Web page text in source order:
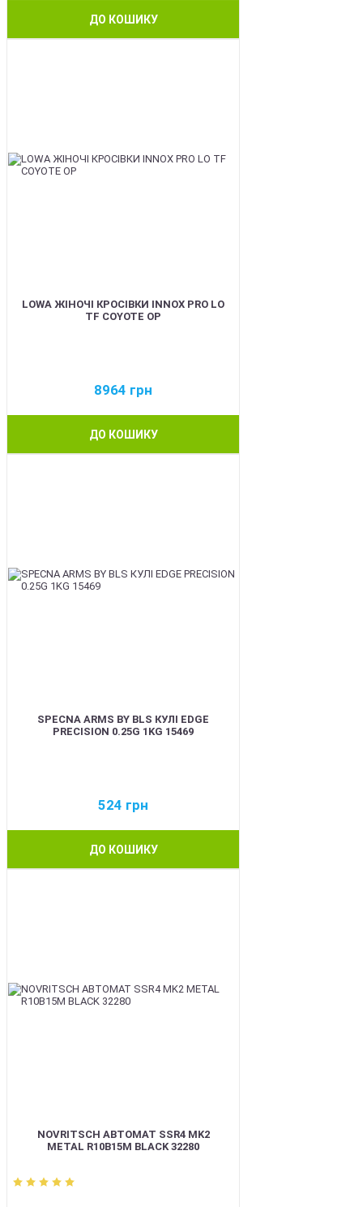
ДО КОШИКУ
LOWA ЖІНОЧІ КРОСІВКИ INNOX PRO LO
TF COYOTE OP
8964 грн
ДО КОШИКУ
SPECNA ARMS BY BLS КУЛІ EDGE
PRECISION 0.25G 1KG 15469
524 грн
ДО КОШИКУ
NOVRITSCH АВТОМАТ SSR4 MK2
METAL R10B15M BLACK 32280